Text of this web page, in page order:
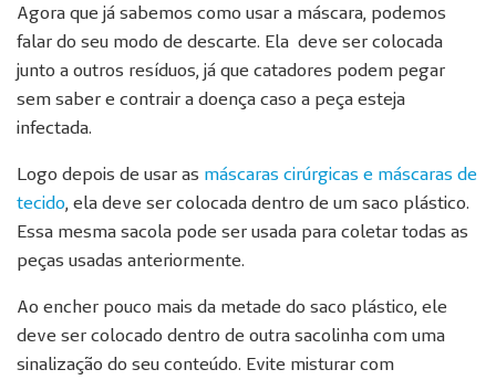
Agora que já sabemos como usar a máscara, podemos
falar do seu modo de descarte. Ela deve ser colocada
junto a outros resíduos, já que catadores podem pegar
sem saber e contrair a doença caso a peça esteja
infectada.
Logo depois de usar as máscaras cirúrgicas e máscaras de
tecido, ela deve ser colocada dentro de um saco plástico.
Essa mesma sacola pode ser usada para coletar todas as
peças usadas anteriormente.
Ao encher pouco mais da metade do saco plástico, ele
deve ser colocado dentro de outra sacolinha com uma
sinalização do seu conteúdo. Evite misturar com